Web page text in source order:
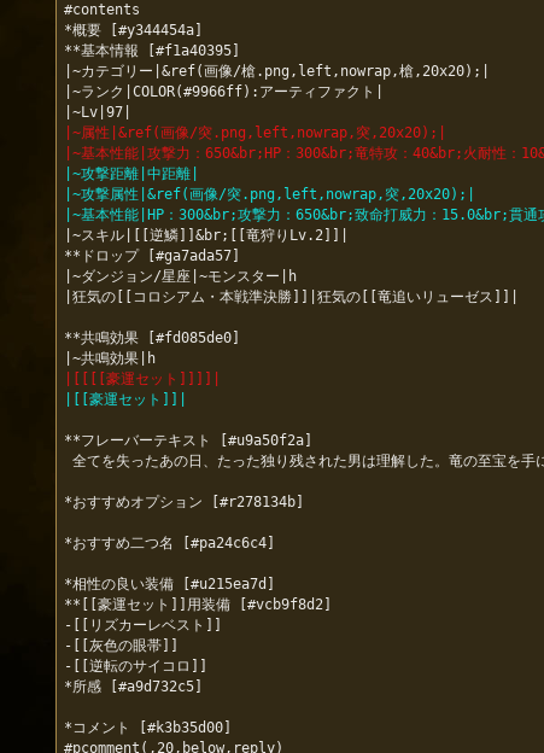
#contents
*概要 [#y344454a]
**基本情報 [#f1a40395]
|~カテゴリー|&ref(画像/槍.png,left,nowrap,槍,20x20);|
|~ランク|COLOR(#9966ff):アーティファクト|
|~属性|&ref(画像/突.png,left,nowrap,突,20x20);|
|~基本性能|攻撃力：650&br;HP：300&br;竜特攻：40&br;火耐性：
|~攻撃距離|中距離|
|~攻撃属性|&ref(画像/突.png,left,nowrap,突,20x20);|
|~基本性能|HP：300&br;攻撃力：650&br;致命打威力：15.0&br;
|~スキル|[[逆鱗]]&br;[[竜狩りLv.2]]|
**ドロップ [#ga7ada57]
|~ダンジョン/星座|~モンスター|h
|狂気の[[コロシアム・本戦準決勝]]|狂気の[[竜追いリューゼス]]|
**共鳴効果 [#fd085de0]
|~共鳴効果|h
|[[[[豪運セット]]]]|
|[[豪運セット]]|
**フレーバーテキスト [#u9a50f2a]
*おすすめオプション [#r278134b]
*おすすめ二つ名 [#pa24c6c4]
*相性の良い装備 [#u215ea7d]
**[[豪運セット]]用装備 [#vcb9f8d2]
-[[リズカーレベスト]]
-[[灰色の眼帯]]
-[[逆転のサイコロ]]
*所感 [#a9d732c5]
*コメント [#k3b35d00]
#pcomment(,20,below,reply)